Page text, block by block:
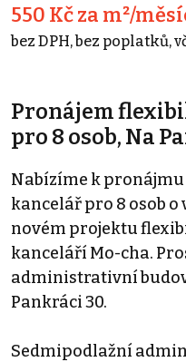
550 Kč za m²/
bez DPH, bez poplatků,
Pronájem
pro 8 osob, Na
Nabízíme k
kancelář pro 8 osob o
novém projektu
kanceláří Mo-cha.
administrativní
Pankráci 30.
Sedmipodlažní